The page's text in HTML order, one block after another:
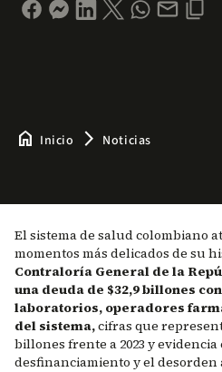
home Inicio arrow_forward_ios Noticias
El sistema de salud colombiano
momentos más delicados de su
Contraloría General de la
una deuda de $32,9 billones
laboratorios, operadores
del sistema,cifras que
billones frente a 2023 y
desfinanciamiento y el